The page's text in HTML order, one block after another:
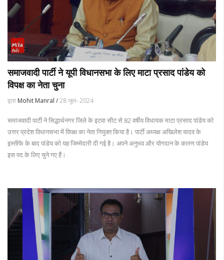
समाजवादी पार्टी ने यूपी विधानसभा के लिए माटा प्रसाद पांडेय को
विपक्ष का नेता चुना
द्वारा Mohit Manral /28 जुल॰ 2024
समाजवादी पार्टी ने सिद्धार्थनगर जिले के इटवा सीट से 82 वर्षीय विधायक माटा प्रसाद पांडेय को
उत्तर प्रदेश विधानसभा में विपक्ष का नेता नियुक्त किया है। पार्टी अध्यक्ष अखिलेश यादव के
इस्तीफे के बाद पांडेय को यह जिम्मेदारी दी गई है। अपने अनुभव और योगदान के कारण पांडेय
इस पद के लिए चुने गए हैं।